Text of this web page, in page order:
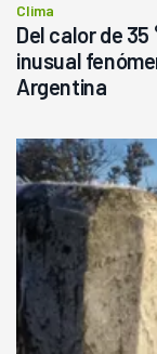
Clima
Del calor de 35
inusual
Argentina